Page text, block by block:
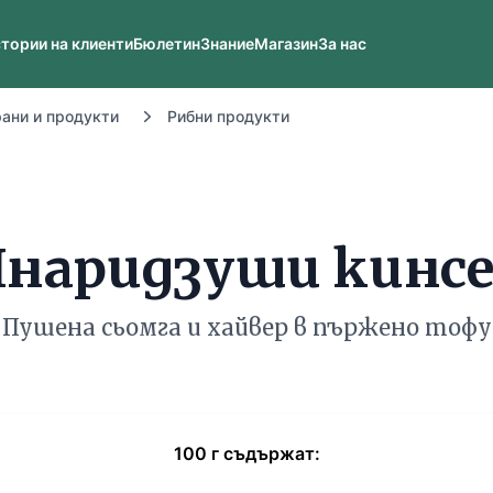
на клиентиБюлетинЗнаниеМагазинЗа нас
и продукти Рибни продукти
Пушена сьомга и хайвер в пържено тофу
100 г съдържат: